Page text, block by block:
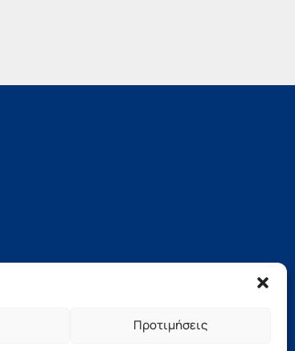
Προτιμήσεις